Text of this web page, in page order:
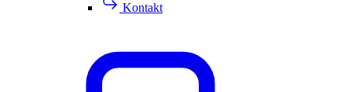
Kontakt